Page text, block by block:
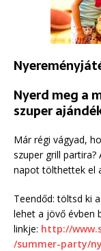
Nyerd meg a
szuper
Már régi vágyad,
szuper grill partira?
napot tölthettek el
Teendőd: töltsd ki
lehet a jövő évben
linkje: http://
/summer-party/